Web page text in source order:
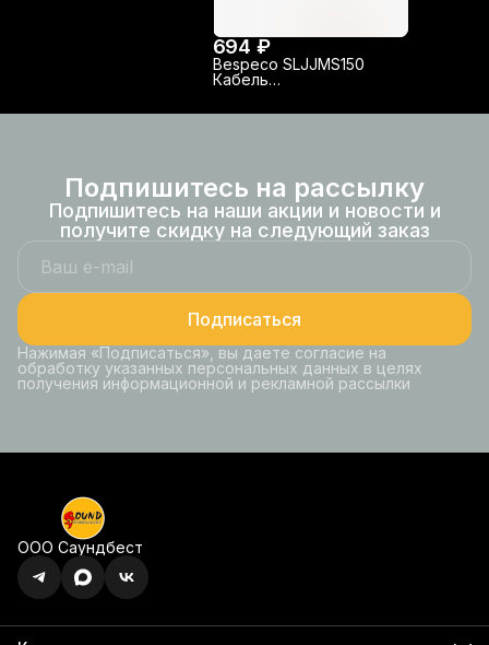
694 ₽
Bespeco SLJJMS150
Кабель
Подпишитесь на рассылку
Подпишитесь на наши акции и новости и
получите скидку на следующий заказ
Подписаться
Нажимая «Подписаться», вы даете согласие на
обработку указанных персональных данных в целях
получения информационной и рекламной рассылки
ООО Саундбест